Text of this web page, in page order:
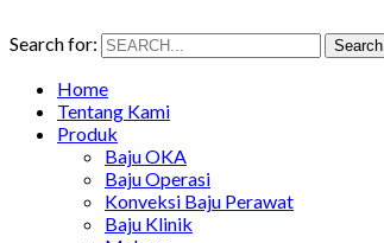
Search for: Search
Home
Tentang Kami
Produk
Baju OKA
Baju Operasi
Konveksi Baju Perawat
Baju Klinik